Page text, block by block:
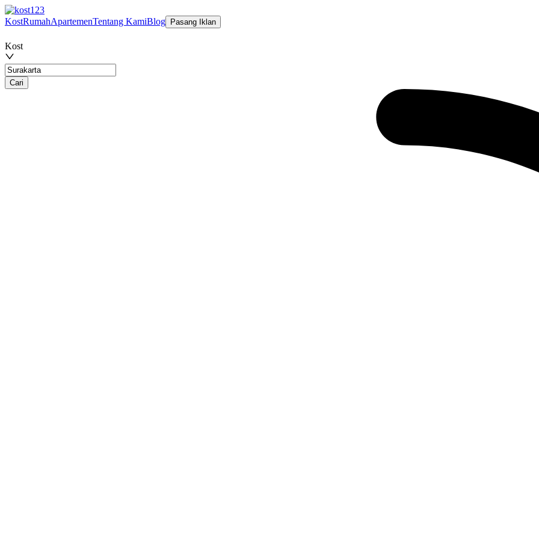
KostRumahApartemenTentang KamiBlog Pasang Iklan
Kost
Cari